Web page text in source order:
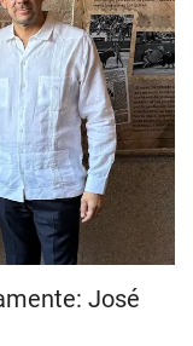
José